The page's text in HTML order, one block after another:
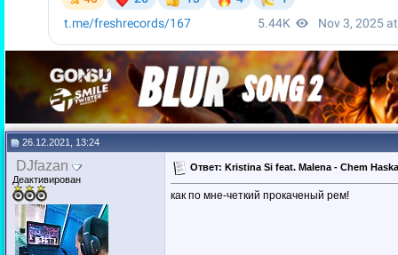
26.12.2021, 13:24
DJfazan
Деактивирован
Ответ: Kristina Si feat. Malena - Chem
как по мне-четкий прокаченый рем!